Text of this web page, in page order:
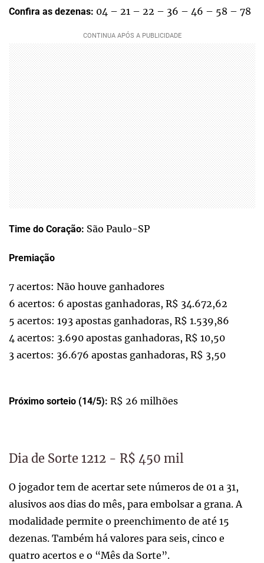
Confira as dezenas: 04 – 21 – 22 – 36 – 46 – 58 – 78
Time do Coração: São Paulo-SP
Premiação
7 acertos: Não houve ganhadores
6 acertos: 6 apostas ganhadoras, R$ 34.672,62
5 acertos: 193 apostas ganhadoras, R$ 1.539,86
4 acertos: 3.690 apostas ganhadoras, R$ 10,50
3 acertos: 36.676 apostas ganhadoras, R$ 3,50
Próximo sorteio (14/5): R$ 26 milhões
Dia de Sorte 1212 - R$ 450 mil
O jogador tem de acertar sete números de 01 a 31,
alusivos aos dias do mês, para embolsar a grana. A
modalidade permite o preenchimento de até 15
dezenas. Também há valores para seis, cinco e
quatro acertos e o “Mês da Sorte”.